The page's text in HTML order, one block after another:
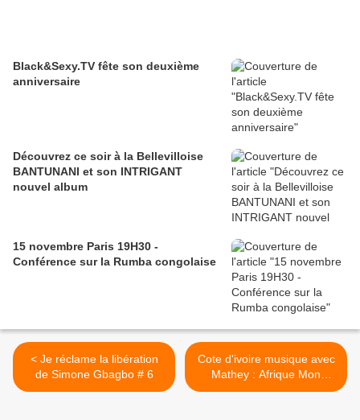
Black&Sexy.TV fête son deuxième
anniversaire
Découvrez ce soir à la Bellevilloise
BANTUNANI et son INTRIGANT
nouvel album
15 novembre Paris 19H30 -
Conférence sur la Rumba congolaise
< Je réclame la libération
de Simone Gbagbo # 6
Cote d'ivoire musique avec
Mathey : Afrique Mon
Afrique pourquoi toujours